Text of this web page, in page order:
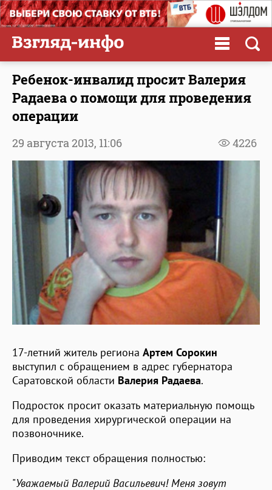
Ребенок-инвалид просит Валерия
Радаева о помощи для проведения
операции
4226
29 августа 2013, 11:06
17-летний житель региона Артем Сорокин
выступил с обращением в адрес губернатора
Саратовской области Валерия Радаева.
Подросток просит оказать материальную помощь
для проведения хирургической операции на
позвоночнике.
Приводим текст обращения полностью:
"Уважаемый Валерий Васильевич! Меня зовут